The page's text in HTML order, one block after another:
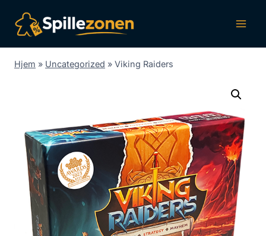
indhold
Hjem » Uncategorized » Viking Raiders